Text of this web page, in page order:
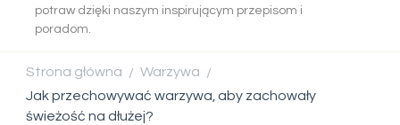
potraw dzięki naszym inspirującym przepisom i
poradom.
Strona główna / Warzywa /
Jak przechowywać warzywa, aby zachowały
świeżość na dłużej?